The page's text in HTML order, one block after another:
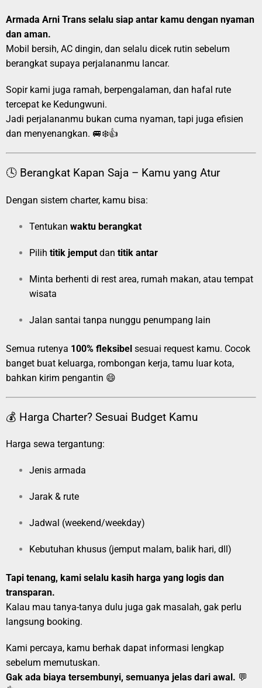
Armada Arni Trans selalu siap antar kamu dengan nyaman
dan aman.
Mobil bersih, AC dingin, dan selalu dicek rutin sebelum
berangkat supaya perjalananmu lancar.
Sopir kami juga ramah, berpengalaman, dan hafal rute
tercepat ke Kedungwuni.
Jadi perjalananmu bukan cuma nyaman, tapi juga efisien
dan menyenangkan. 🚐❄️👍
🕓 Berangkat Kapan Saja – Kamu yang Atur
Dengan sistem charter, kamu bisa:
Tentukan waktu berangkat
Pilih titik jemput dan titik antar
Minta berhenti di rest area, rumah makan, atau tempat
wisata
Jalan santai tanpa nunggu penumpang lain
Semua rutenya 100% fleksibel sesuai request kamu. Cocok
banget buat keluarga, rombongan kerja, tamu luar kota,
bahkan kirim pengantin 😄
💰 Harga Charter? Sesuai Budget Kamu
Harga sewa tergantung:
Jenis armada
Jarak & rute
Jadwal (weekend/weekday)
Kebutuhan khusus (jemput malam, balik hari, dll)
Tapi tenang, kami selalu kasih harga yang logis dan
transparan.
Kalau mau tanya-tanya dulu juga gak masalah, gak perlu
langsung booking.
Kami percaya, kamu berhak dapat informasi lengkap
sebelum memutuskan.
Gak ada biaya tersembunyi, semuanya jelas dari awal. 💬